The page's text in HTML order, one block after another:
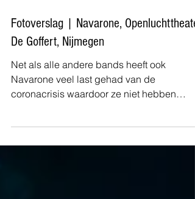
Fotoverslag | Navarone, Openluchttheater
De Goffert, Nijmegen
Net als alle andere bands heeft ook
Navarone veel last gehad van de
coronacrisis waardoor ze niet hebben